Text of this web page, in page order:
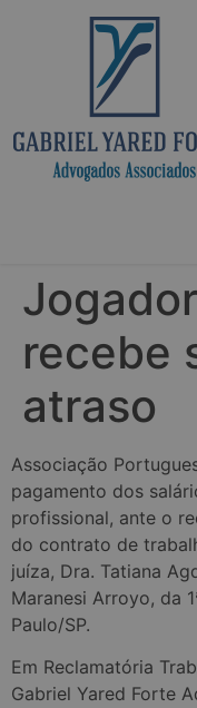
recebe
atraso
Associação
pagamento dos
profissional, ante o
do contrato de
juíza, Dra. Tatiana
Maranesi Arroyo, da
Paulo/SP.
Em Reclamatória
Gabriel Yared Forte